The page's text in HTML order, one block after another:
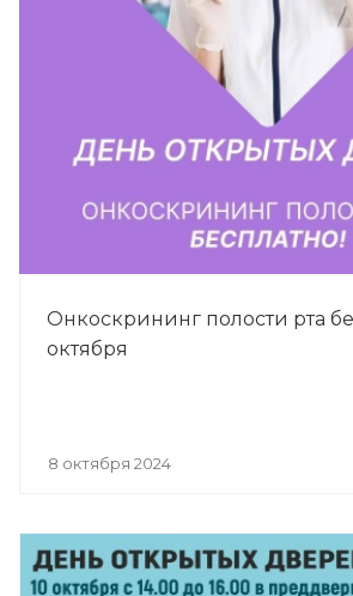
Онкоскрининг полости рта
октября
8 октября 2024